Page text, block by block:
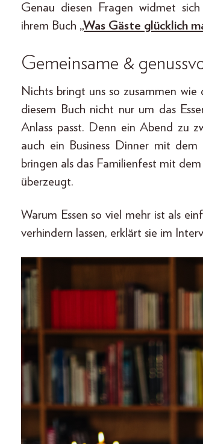
Genau diesen Fragen widmet
ihrem Buch „Was Gäste glücklich
Gemeinsame &
Nichts bringt uns so zusammen
diesem Buch nicht nur um das
Anlass passt. Denn ein Abend zu
auch ein Business Dinner mit
bringen als das Familienfest mit
überzeugt.
Warum Essen so viel mehr ist als
verhindern lassen, erklärt sie im